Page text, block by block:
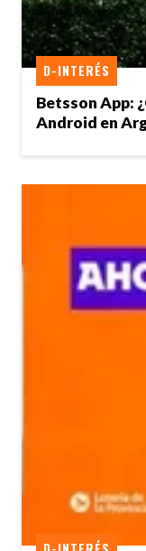
Betsson App:
Android en
D-INTERÉS